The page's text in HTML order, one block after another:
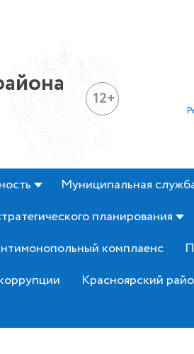
12+
Муниципальная
планирования
комплаенс
Красноярский